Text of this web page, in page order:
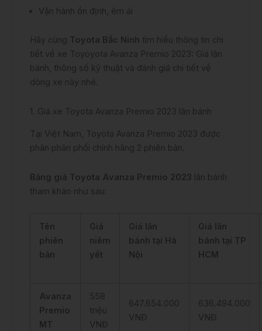
Vận hành ổn định, êm ái
Hãy cùng Toyota Bắc Ninh tìm hiểu thông tin chi
tiết về xe Toyoyota Avanza Premio 2023: Giá lăn
bánh, thông số kỹ thuật và đánh giá chi tiết về
dòng xe này nhé.
1. Giá xe Toyota Avanza Premio 2023 lăn bánh
Tại Việt Nam, Toyota Avanza Premio 2023 được
phân phân phối chính hãng 2 phiên bản.
Bảng giá Toyota Avanza Premio 2023 lăn bánh
tham khảo như sau:
Tên
phiên
bản
Giá
niêm
yết
Giá lăn
bánh tại Hà
Nội
Giá lăn
bánh tại TP
HCM
Avanza
Premio
MT
558
triệu
VNĐ
647.654.000
VNĐ
636.494.000
VNĐ